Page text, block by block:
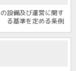
設備及び運営に関す
る基準を定める条例